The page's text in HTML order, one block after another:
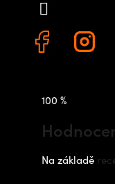
100 %
Na základě